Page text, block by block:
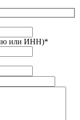
или ИНН)*